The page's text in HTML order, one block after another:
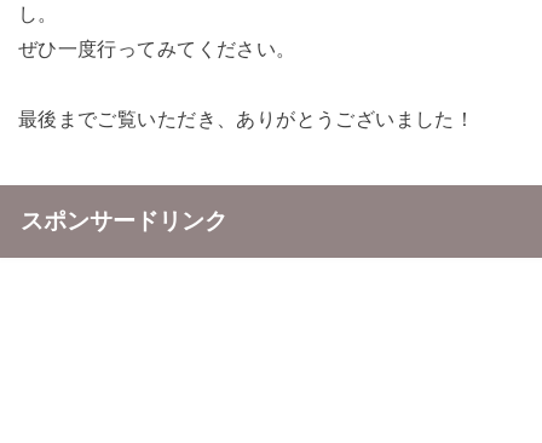
し。
ぜひ一度行ってみてください。
最後までご覧いただき、ありがとうございました！
スポンサードリンク